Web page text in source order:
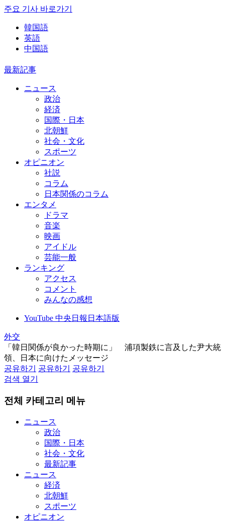
주요 기사 바로가기
韓国語
英語
中国語
最新記事
ニュース
政治
経済
国際・日本
北朝鮮
社会・文化
スポーツ
オピニオン
社説
コラム
日本関係のコラム
エンタメ
ドラマ
音楽
映画
アイドル
芸能一般
ランキング
アクセス
コメント
みんなの感想
YouTube 中央日報日本語版
外交
「韓日関係が良かった時期に」 浦項製鉄に言及した尹大統
領、日本に向けたメッセージ
공유하기
공유하기
공유하기
검색 열기
전체 카테고리 메뉴
ニュース
政治
国際・日本
社会・文化
最新記事
ニュース
経済
北朝鮮
スポーツ
オピニオン